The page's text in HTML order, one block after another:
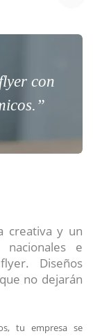
con
creativa y un
e
Diseños
no dejarán
tu empresa se